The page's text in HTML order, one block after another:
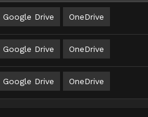
Google Drive OneDrive
Google Drive OneDrive
Google Drive OneDrive